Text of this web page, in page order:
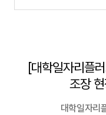
[대학일자리플
조장
대학일자